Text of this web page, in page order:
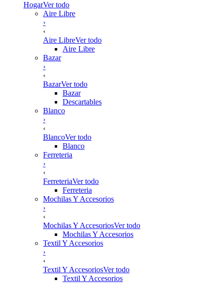
HogarVer todo
Aire Libre
›
‹
Aire LibreVer todo
Aire Libre
Bazar
›
‹
BazarVer todo
Bazar
Descartables
Blanco
›
‹
BlancoVer todo
Blanco
Ferreteria
›
‹
FerreteriaVer todo
Ferreteria
Mochilas Y Accesorios
›
‹
Mochilas Y AccesoriosVer todo
Mochilas Y Accesorios
Textil Y Accesorios
›
‹
Textil Y AccesoriosVer todo
Textil Y Accesorios